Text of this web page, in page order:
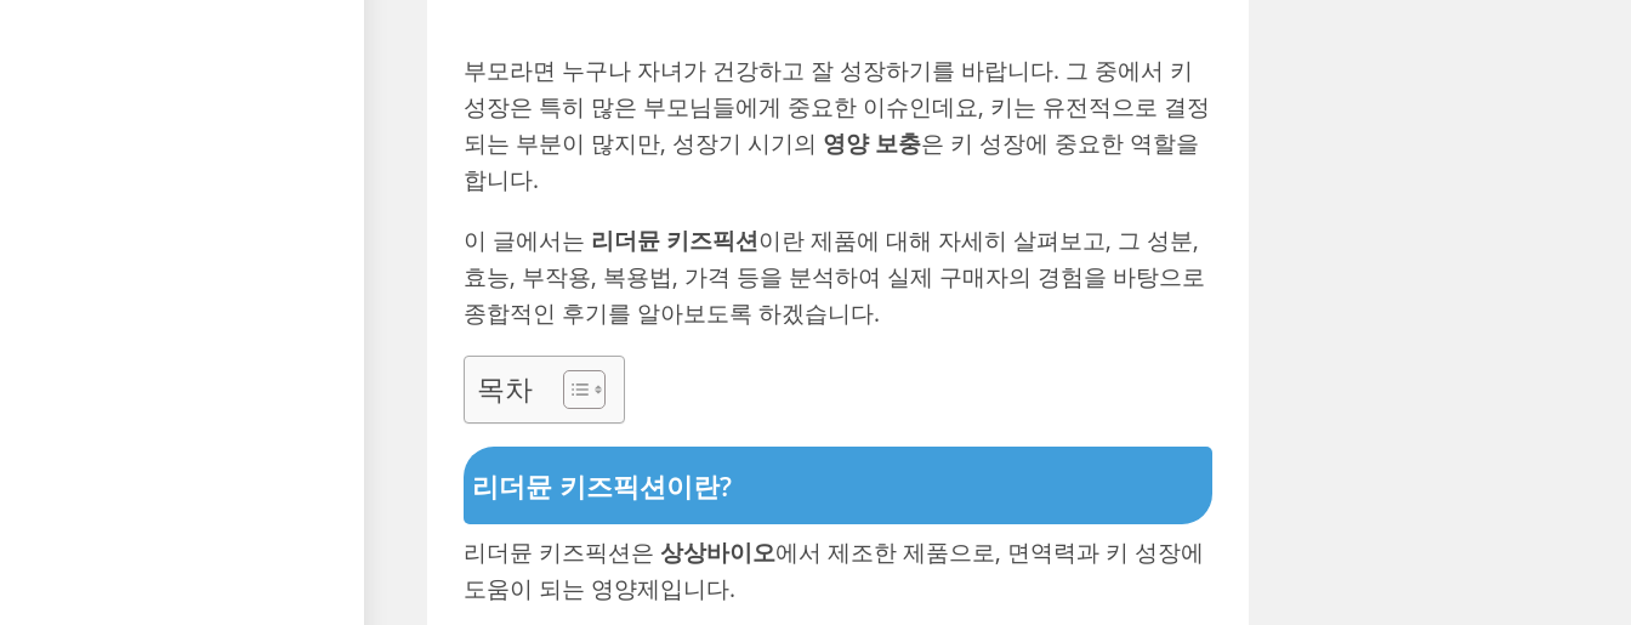
부모라면 누구나 자녀가 건강하고 잘 성장하기를 바랍니다. 그 중에서 키
성장은 특히 많은 부모님들에게 중요한 이슈인데요, 키는 유전적으로 결정
되는 부분이 많지만, 성장기 시기의 영양 보충은 키 성장에 중요한 역할을
합니다.
이 글에서는 리더뮨 키즈픽션이란 제품에 대해 자세히 살펴보고, 그 성분,
효능, 부작용, 복용법, 가격 등을 분석하여 실제 구매자의 경험을 바탕으로
종합적인 후기를 알아보도록 하겠습니다.
목차
리더뮨 키즈픽션이란?
리더뮨 키즈픽션은 상상바이오에서 제조한 제품으로, 면역력과 키 성장에
도움이 되는 영양제입니다.